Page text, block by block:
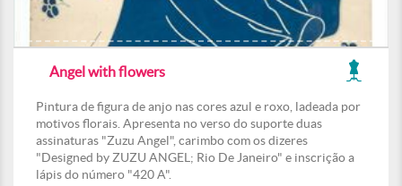
Angel with flowers
Pintura de figura de anjo nas cores azul e roxo, ladeada por
motivos florais. Apresenta no verso do suporte duas
assinaturas "Zuzu Angel", carimbo com os dizeres
"Designed by ZUZU ANGEL; Rio De Janeiro" e inscrição a
lápis do número "420 A".